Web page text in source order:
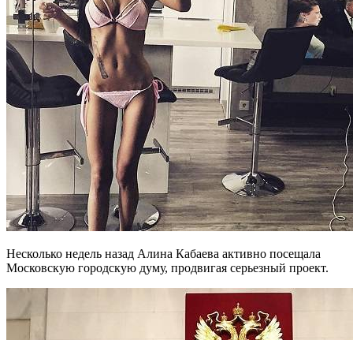
Несколько недель назад Алина Кабаева активно посещала
Московскую городскую думу, продвигая серьезный проект.